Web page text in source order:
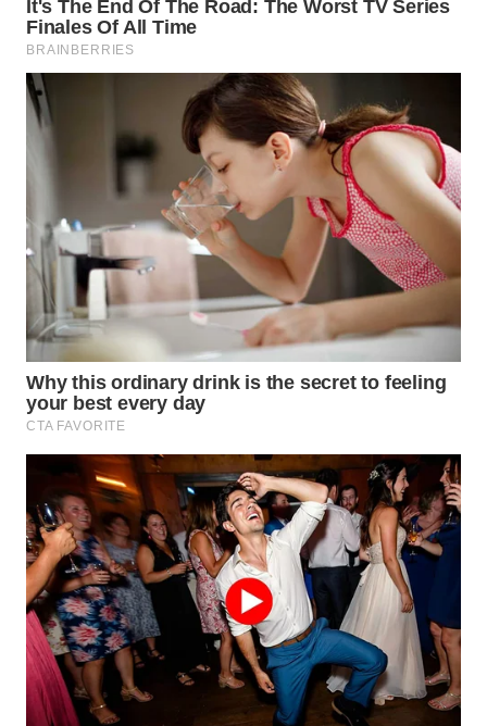
INDRAMAYU
WN
KUNINGAN
MAJALENGKA
WN
SUBANG
WN
SUKABUMI
WN
PURWAKARTA
WN
PRIANGAN
TIMUR
WN
SEMARANG
WN
SOLO